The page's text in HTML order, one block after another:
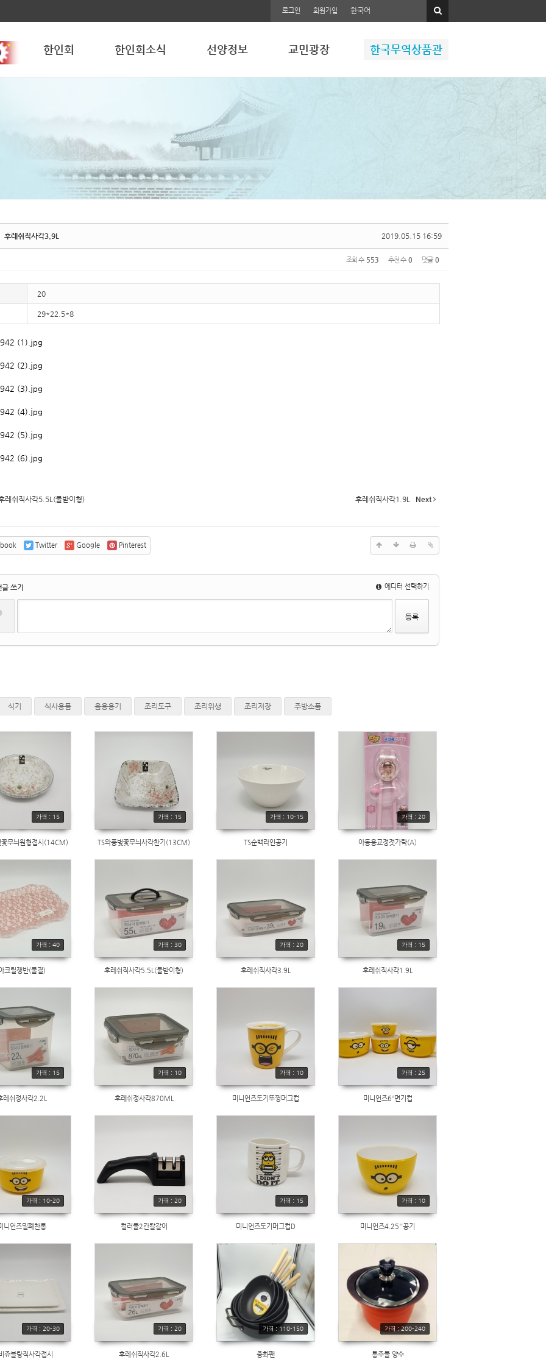
로그인 회원가입 한국어
한인회 한인회소식 선양정보 교민광장 한국무역상품관
2019.05.15 16:59
후레쉬직사각3.9L
조회 수 553 추천 수 0 댓글 0
20
29*22.5*8
레쉬직사각5.5L(물받이형) 후레쉬직사각1.9L Next
Twitter Google Pinterest
글 쓰기 에디터 선택하기
식기 식사용품 음용용기 조리도구 조리위생 조리저장 주방소품
가격 : 15
꽃무늬원형접시(14CM)
가격 : 15
TS와풍벚꽃무늬사각찬기(13CM)
가격 : 10-15
TS순백라인공기
가격 : 20
아동용교정젓가락(A)
가격 : 40
크릴쟁반(물결)
가격 : 30
후레쉬직사각5.5L(물받이형)
가격 : 20
후레쉬직사각3.9L
가격 : 15
후레쉬직사각1.9L
가격 : 15
레쉬정사각2.2L
가격 : 10
후레쉬정사각870ML
가격 : 10
미니언즈도기뚜껑머그컵
가격 : 25
미니언즈6‘’면기컵
가격 : 10-20
니언즈밀폐찬통
가격 : 20
컬러풀2칸칼갈이
가격 : 15
미니언즈도기머그컵D
가격 : 10
미니언즈4.25''공기
가격 : 20-30
쥬블랑직사각접시
가격 : 20
후레쉬직사각2.6L
가격 : 110-150
중화팬
가격 : 200-240
통주물 양수